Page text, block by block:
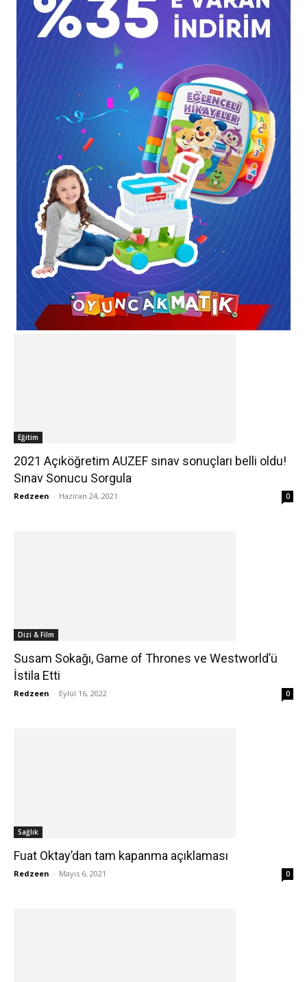
Eğitim
2021 Açıköğretim AUZEF sınav sonuçları belli oldu!
Sınav Sonucu Sorgula
Redzeen - Haziran 24, 2021 0
Dizi & Film
Susam Sokağı, Game of Thrones ve Westworld’ü
İstila Etti
Redzeen - Eylül 16, 2022 0
Sağlık
Fuat Oktay’dan tam kapanma açıklaması
Redzeen - Mayıs 6, 2021 0